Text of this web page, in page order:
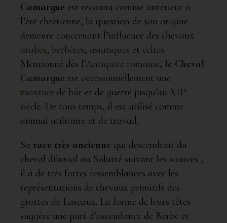
Camargue est reconnu comme antérieur à
l’ère chrétienne, la question de son origine
demeure concernant l’influence des chevaux
arabes, berbères, asiatiques et celtes.
Mentionné dès l’Antiquité romaine, le Cheval
Camargue est occasionnellement une
monture de bât et de guerre jusqu’au XIIe
siècle. De tous temps, il est utilisé comme
animal utilitaire et de travail.
Sa race très ancienne qui descendrait du
cheval diluvial ou Solutré suivant les sources ,
il à de très fortes ressemblances avec les
représentations de chevaux primitifs des
grottes de Lascaux. La forme de leurs têtes
suggère une part d’ascendance de Barbe et